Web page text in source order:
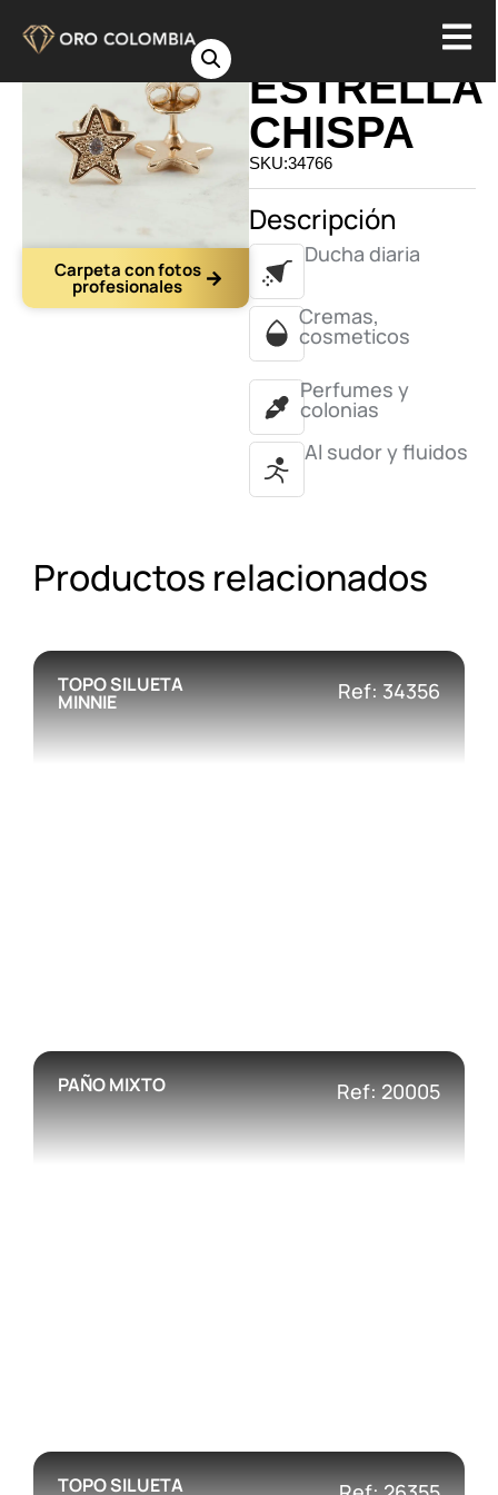
Carpeta con fotos
profesionales
ESTRELLA
CHISPA
SKU:34766
Descripción
Ducha diaria
Cremas,
cosmeticos
Perfumes y
colonias
Al sudor y fluidos
Productos relacionados
TOPO SILUETA
MINNIE Ref: 34356
PAÑO MIXTO Ref: 20005
TOPO SILUETA